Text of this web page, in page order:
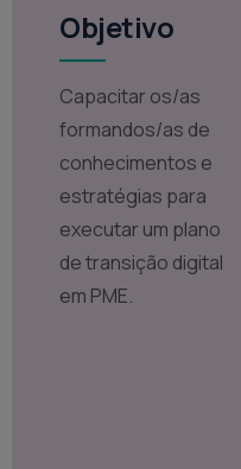
Objetivo
Capacitar os/as
formandos/as de
conhecimentos e
estratégias para
executar um plano
de transição digital
em PME.